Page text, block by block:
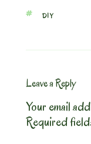
TAGS
DIY
Leave a Reply
Your email
Required